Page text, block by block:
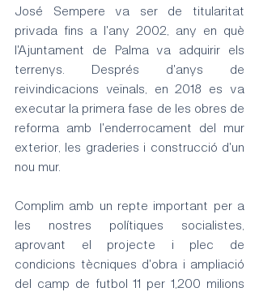
José Sempere va ser de titularitat
privada fins a l'any 2002, any en què
l'Ajuntament de Palma va adquirir els
terrenys. Després d'anys de
reivindicacions veïnals, en 2018 es va
executar la primera fase de les obres de
reforma amb l'enderrocament del mur
exterior, les graderies i construcció d'un
nou mur.
Complim amb un repte important per a
les nostres polítiques socialistes,
aprovant el projecte i plec de
condicions tècniques d'obra i ampliació
del camp de futbol 11 per 1,200 milions